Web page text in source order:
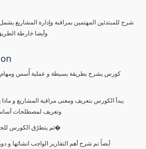
شرح للمبتدئين المهتمين بمراقبة وإدارة المشاريع
وأيضا خارطة
كورس يشرح بطريقة بسيطة و عملية أُسس ومهام
يبدأ الكورس بتعريف ومعنى مراقبة المشاريع و
وتعريف لمصطلحات
ثم يتطرّق الكورس للجزء الأساسي و هوا شرح لمها�
أيضاً تم شرح أهم التقارير الواجب انشائها و